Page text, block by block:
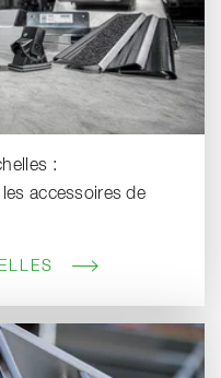
:
accessoires de